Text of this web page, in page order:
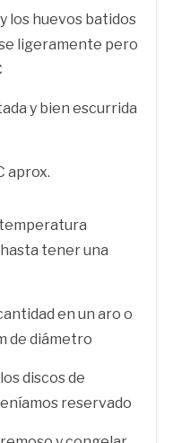
los huevos batidos
ligeramente pero
y bien escurrida
aprox.
tener una
en un aro o
de diámetro
discos de
reservado